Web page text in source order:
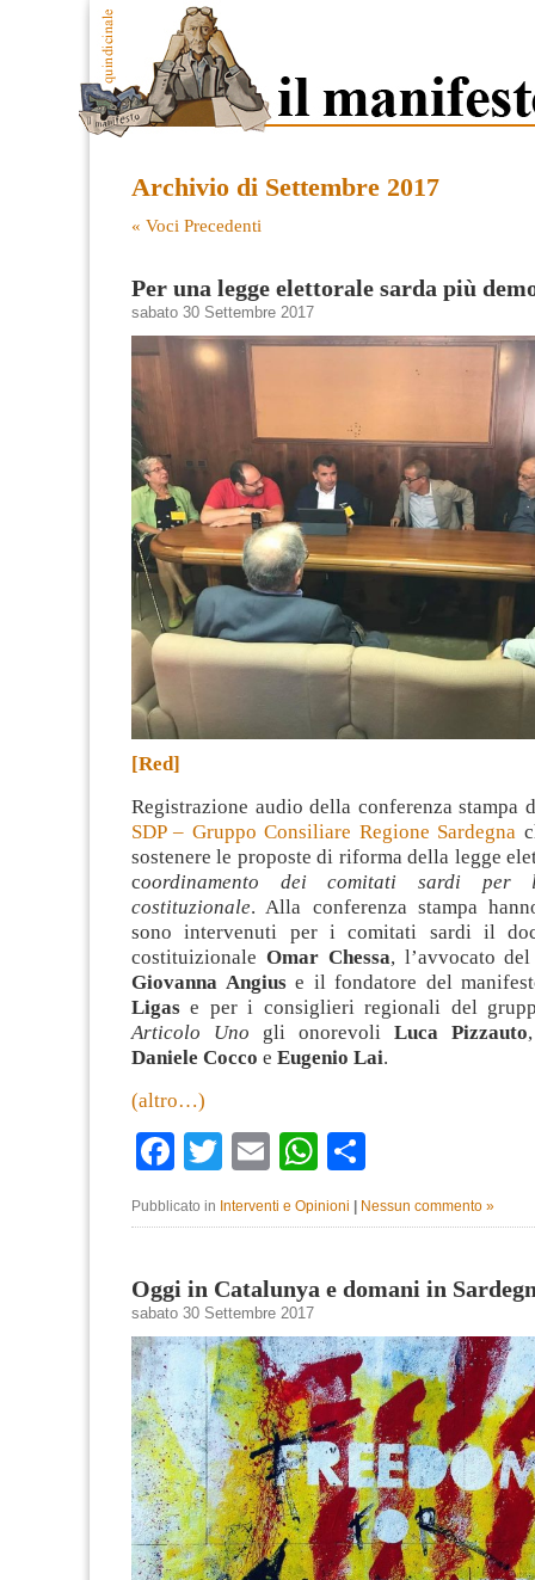
Archivio di Settembre 2017
« Voci Precedenti
Per una legge elettorale sarda più
sabato 30 Settembre 2017
[Red]
Registrazione audio della conferenza stampa
SDP – Gruppo Consiliare Regione Sardegna
sostenere le proposte di riforma della legge
coordinamento dei comitati sardi per
costituzionale. Alla conferenza stampa
sono intervenuti per i comitati sardi il
costituizionale Omar Chessa, l’avvocato
Giovanna Angiuse il fondatore del
Ligas e per i consiglieri regionali del
Articolo Uno gli onorevoli Luca Pizzauto
Daniele Cocco e Eugenio Lai.
(altro…)
Facebook
TwitterEmailWhatsApp
Pubblicato in Interventi e Opinioni Nessun commento »
Oggi in Catalunya e domani in
sabato 30 Settembre 2017